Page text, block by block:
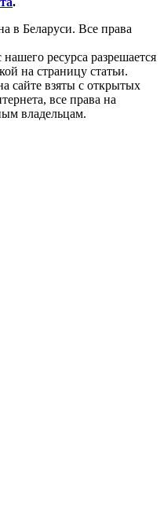
в Беларуси. Все права
ресурса разрешается
на страницу статьи.
сайте взяты с открытых
все права на
владельцам.